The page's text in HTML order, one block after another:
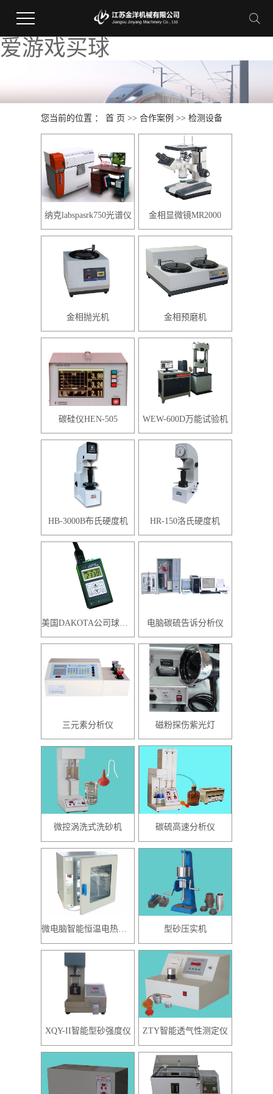
爱游戏买球
您当前的位置 ：首 页 >>合作案例 >>检测设备
纳克labspasrk750光谱仪 金相显微镜MR2000
金相抛光机 金相预磨机
碳硅仪HEN-505 WEW-600D万能试验机
HB-3000B布氏硬度机 HR-150洛氏硬度机
美国DAKOTA公司球化率主体仪器 电脑碳硫告诉分析仪
三元素分析仪 磁粉探伤紫光灯
微控涡洗式洗砂机 碳硫高速分析仪
微电脑智能恒温电热鼓风干燥箱 型砂压实机
XQY-II智能型砂强度仪 ZTY智能透气性测定仪